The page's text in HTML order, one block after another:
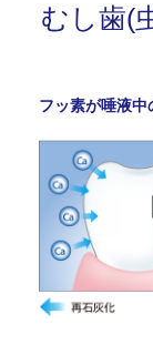
むし歯(
フッ素が唾液